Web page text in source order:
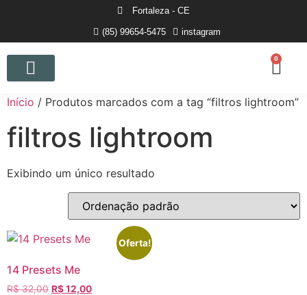
Fortaleza - CE
(85) 99654-5475 instagram
0
Início / Produtos marcados com a tag “filtros lightroom”
filtros lightroom
Exibindo um único resultado
Oferta!
14 Presets Me
R$32,00 R$12,00